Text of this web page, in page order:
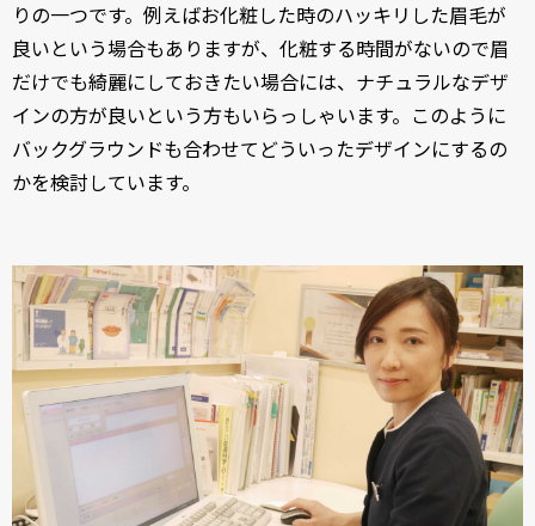
りの一つです。例えばお化粧した時のハッキリした眉毛が
良いという場合もありますが、化粧する時間がないので眉
だけでも綺麗にしておきたい場合には、ナチュラルなデザ
インの方が良いという方もいらっしゃいます。このように
バックグラウンドも合わせてどういったデザインにするの
かを検討しています。